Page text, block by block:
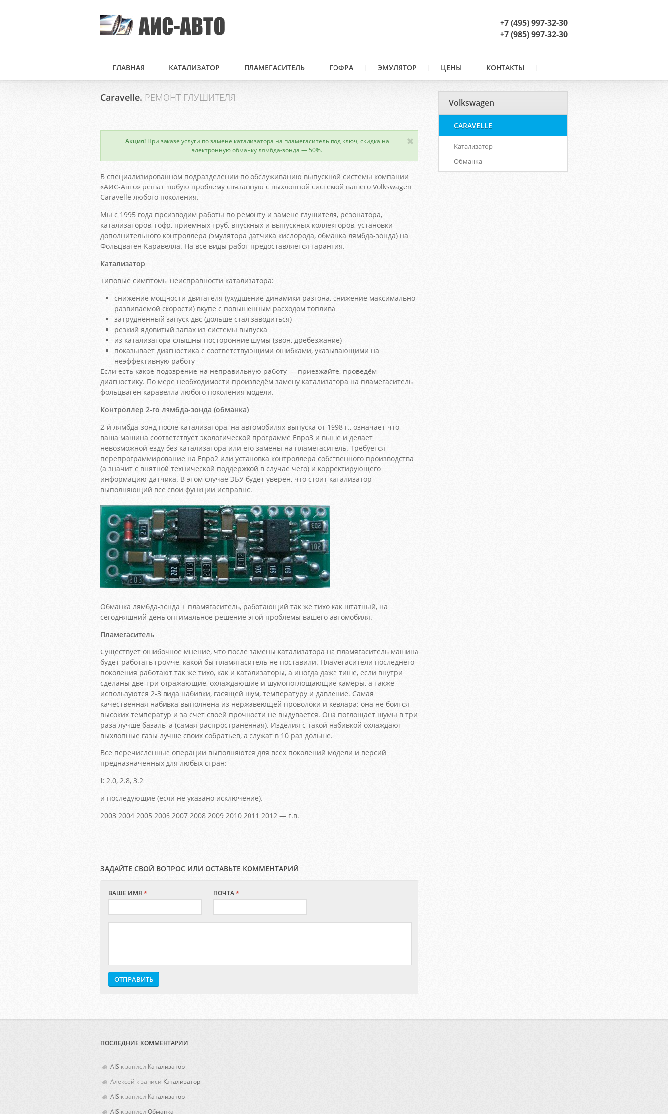
+7 (495) 997-32-30
+7 (985) 997-32-30
ГЛАВНАЯ КАТАЛИЗАТОР ПЛАМЕГАСИТЕЛЬ ГОФРА ЭМУЛЯТОР ЦЕНЫ КОНТАКТЫ
Caravelle. РЕМОНТ ГЛУШИТЕЛЯ
Акция!При заказе услуги по замене катализатора на пламегаситель под ключ, скидка на
электронную обманку лямбда-зонда — 50%.
×
В специализированном подразделении по обслуживанию выпускной системы компании
«АИС-Авто» решат любую проблему связанную с выхлопной системой вашего Volkswagen
Caravelle любого поколения.
Мы с 1995 года производим работы по ремонту и замене глушителя, резонатора,
катализаторов, гофр, приемных труб, впускных и выпускных коллекторов, установки
дополнительного контроллера (эмулятора датчика кислорода, обманка лямбда-зонда) на
Фольцваген Каравелла. На все виды работ предоставляется гарантия.
Катализатор
Типовые симптомы неисправности катализатора:
снижение мощности двигателя (ухудшение динамики разгона, снижение максимально-
развиваемой скорости) вкупе с повышенным расходом топлива
затрудненный запуск двс (дольше стал заводиться)
резкий ядовитый запах из системы выпуска
из катализатора слышны посторонние шумы (звон, дребезжание)
показывает диагностика с соответствующими ошибками, указывающими на
неэффективную работу
Если есть какое подозрение на неправильную работу — приезжайте, проведём
диагностику. По мере необходимости произведём замену катализатора на пламегаситель
фольцваген каравелла любого поколения модели.
Контроллер 2-го лямбда-зонда (обманка)
2-й лямбда-зонд после катализатора, на автомобилях выпуска от 1998 г., означает что
ваша машина соответствует экологической программе Евро3 и выше и делает
невозможной езду без катализатора или его замены на пламегаситель. Требуется
перепрограммирование на Евро2 или установка контроллера собственного производства
(а значит с внятной технической поддержкой в случае чего) и корректирующего
информацию датчика. В этом случае ЭБУ будет уверен, что стоит катализатор
выполняющий все свои функции исправно.
Обманка лямбда-зонда + пламягаситель, работающий так же тихо как штатный, на
сегодняшний день оптимальное решение этой проблемы вашего автомобиля.
Пламегаситель
Существует ошибочное мнение, что после замены катализатора на пламягаситель машина
будет работать громче, какой бы пламягаситель не поставили. Пламегасители последнего
поколения работают так же тихо, как и катализаторы, а иногда даже тише, если внутри
сделаны две-три отражающие, охлаждающие и шумопоглощающие камеры, а также
используются 2-3 вида набивки, гасящей шум, температуру и давление. Самая
качественная набивка выполнена из нержавеющей проволоки и кевлара: она не боится
высоких температур и за счет своей прочности не выдувается. Она поглощает шумы в три
раза лучше базальта (самая распространенная). Изделия с такой набивкой охлаждают
выхлопные газы лучше своих собратьев, а служат в 10 раз дольше.
Все перечисленные операции выполняются для всех поколений модели и версий
предназначенных для любых стран:
I: 2.0, 2.8, 3.2
и последующие (если не указано исключение).
2003 2004 2005 2006 2007 2008 2009 2010 2011 2012 — г.в.
ЗАДАЙТЕ СВОЙ ВОПРОС ИЛИ ОСТАВЬТЕ КОММЕНТАРИЙ
ВАШЕ ИМЯ* ПОЧТА*
Volkswagen
CARAVELLE
Катализатор
Обманка
ПОСЛЕДНИЕ КОММЕНТАРИИ
AIS к записи Катализатор
Алексей к записи Катализатор
AIS к записи Катализатор
AIS к записи Обманка